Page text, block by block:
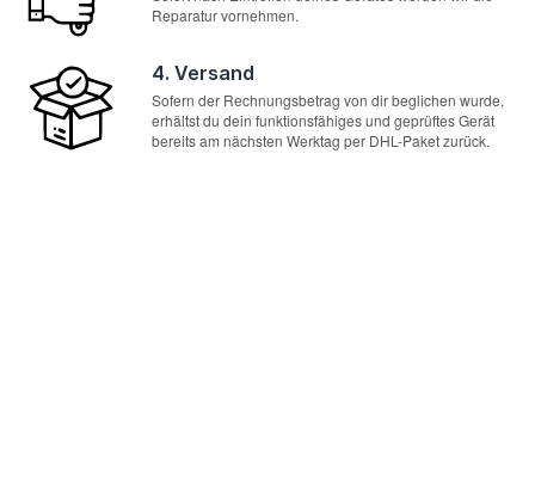
Reparatur vornehmen.
4. Versand
Sofern der Rechnungsbetrag von dir beglichen wurde,
erhältst du dein funktionsfähiges und geprüftes Gerät
bereits am nächsten Werktag per DHL-Paket zurück.